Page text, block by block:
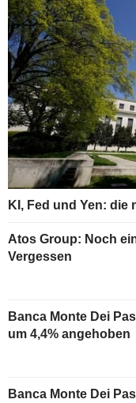
KI, Fed und Yen: die
Atos Group: Noch
Vergessen
Banca Monte Dei
um 4,4% angehoben
Banca Monte Dei